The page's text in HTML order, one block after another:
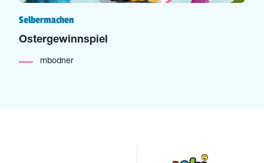
Selbermachen
Ostergewinnspiel
mbodner